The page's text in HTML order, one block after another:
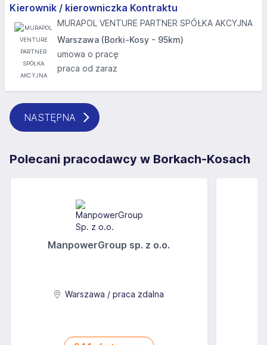
Kierownik / kierowniczka Kontraktu
MURAPOL VENTURE PARTNER SPÓŁKA AKCYJNA
Warszawa (Borki-Kosy - 95km)
umowa o pracę
praca od zaraz
NASTĘPNA
Polecani pracodawcy w Borkach-Kosach
ManpowerGroup sp. z o.o.
Warszawa / praca zdalna